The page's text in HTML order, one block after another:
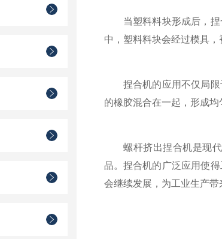
当塑料料块形成后，捏
中，塑料料块会经过模具
捏合机的应用不仅局限
的橡胶混合在一起，形成
螺杆挤出捏合机是现代
品。捏合机的广泛应用使
会继续发展，为工业生产带